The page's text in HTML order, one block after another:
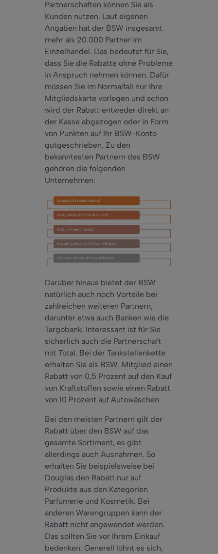
Partnerschaften können Sie als
Kunden nutzen. Laut eigenen
Angaben hat der BSW insgesamt
mehr als 20.000 Partner im
Einzelhandel. Das bedeutet für Sie,
dass Sie die Rabatte ohne Probleme
in Anspruch nehmen können. Dafür
müssen Sie im Normalfall nur Ihre
Mitgliedskarte vorlegen und schon
wird der Rabatt entweder direkt an
der Kasse abgezogen oder in Form
von Punkten auf Ihr BSW-Konto
gutgeschrieben. Zu den
bekanntesten Partnern des BSW
gehören die folgenden
Unternehmen:
Darüber hinaus bietet der BSW
natürlich auch noch Vorteile bei
zahlreichen weiteren Partnern,
darunter etwa auch Banken wie die
Targobank. Interessant ist für Sie
sicherlich auch die Partnerschaft
mit Total. Bei der Tankstellenkette
erhalten Sie als BSW-Mitglied einen
Rabatt von 0,5 Prozent auf den Kauf
von Kraftstoffen sowie einen Rabatt
von 10 Prozent auf Autowäschen.
Bei den meisten Partnern gilt der
Rabatt über den BSW auf das
gesamte Sortiment, es gibt
allerdings auch Ausnahmen. So
erhalten Sie beispielsweise bei
Douglas den Rabatt nur auf
Produkte aus den Kategorien
Parfümerie und Kosmetik. Bei
anderen Warengruppen kann der
Rabatt nicht angewendet werden.
Das sollten Sie vor Ihrem Einkauf
bedenken. Generell lohnt es sich,